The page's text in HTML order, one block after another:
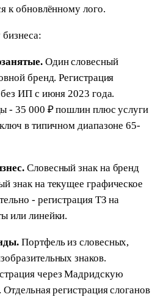
к обновлённому лого.
бизнеса:
Один словесный
бренд. Регистрация
ИП с июня 2023 года.
- 35 000 ₽ пошлин плюс услуги
в типичном диапазоне 65-
Словесный знак на бренд
знак на текущее графическое
- регистрация ТЗ на
или линейки.
Портфель из словесных,
знаков.
через Мадридскую
регистрация слоганов